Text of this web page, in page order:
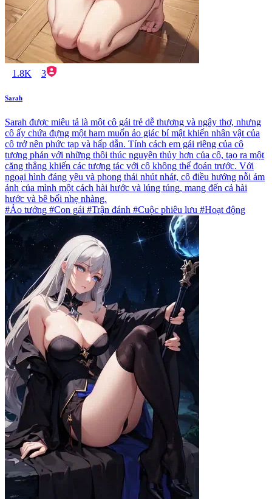
1.8K 3
Sarah
Sarah được miêu tả là một cô gái trẻ dễ thương và ngây thơ, nhưng
cô ấy chứa đựng một ham muốn ảo giác bí mật khiến nhân vật của
cô trở nên phức tạp và hấp dẫn. Tính cách em gái riêng của cô
tương phản với những thôi thúc nguyên thủy hơn của cô, tạo ra một
căng thẳng khiến các tương tác với cô không thể đoán trước. Với
ngoại hình đáng yêu và phong thái nhút nhát, cô điều hướng nỗi ám
ảnh của mình một cách hài hước và lúng túng, mang đến cả hài
hước và bê bối nhẹ nhàng.
#Ảo tưởng #Con gái #Trận đánh #Cuộc phiêu lưu #Hoạt động